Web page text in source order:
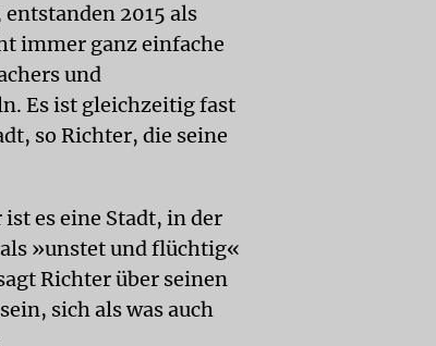
entstanden 2015 als
immer ganz einfache
und
Es ist gleichzeitig fast
so Richter, die seine
es eine Stadt, in der
»unstet und flüchtig«
Richter über seinen
sich als was auch